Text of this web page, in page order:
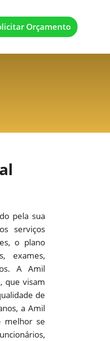
Orçamento
pela sua
serviços
o plano
exames,
A Amil
que visam
de
a Amil
melhor se